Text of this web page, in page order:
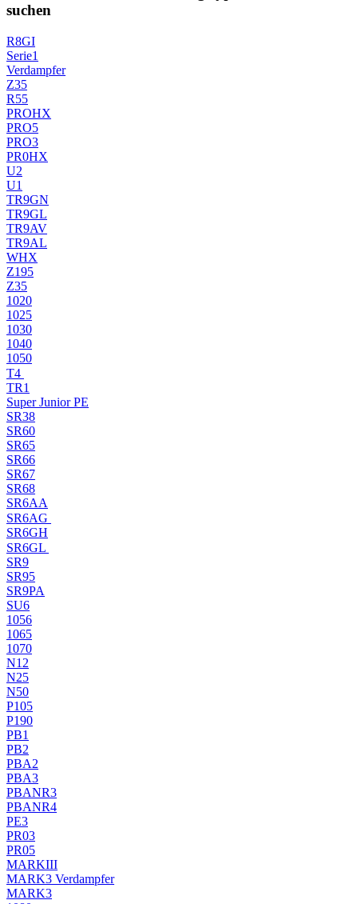
suchen
R8GI
Serie1
Verdampfer
Z35
R55
PROHX
PRO5
PRO3
PR0HX
U2
U1
TR9GN
TR9GL
TR9AV
TR9AL
WHX
Z195
Z35
1020
1025
1030
1040
1050
T4
TR1
Super Junior PE
SR38
SR60
SR65
SR66
SR67
SR68
SR6AA
SR6AG
SR6GH
SR6GL
SR9
SR95
SR9PA
SU6
1056
1065
1070
N12
N25
N50
P105
P190
PB1
PB2
PBA2
PBA3
PBANR3
PBANR4
PE3
PR03
PR05
MARKIII
MARK3 Verdampfer
MARK3